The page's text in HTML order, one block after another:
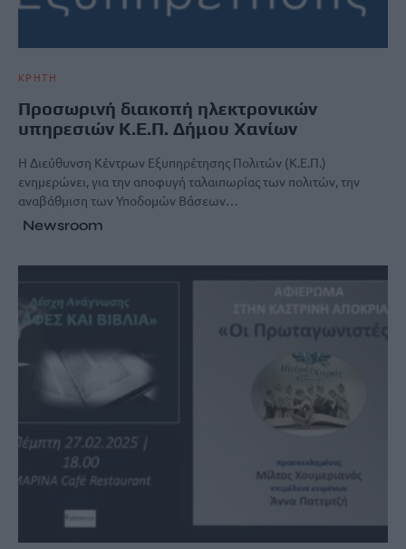
ΚΡΗΤΗ
Προσωρινή διακοπή ηλεκτρονικών
υπηρεσιών Κ.Ε.Π. Δήμου Χανίων
Η Διεύθυνση Κέντρων Εξυπηρέτησης Πολιτών (Κ.Ε.Π.)
ενημερώνει, για την αποφυγή ταλαιπωρίας των πολιτών, την
αναβάθμιση των Υποδομών Βάσεων…
Newsroom